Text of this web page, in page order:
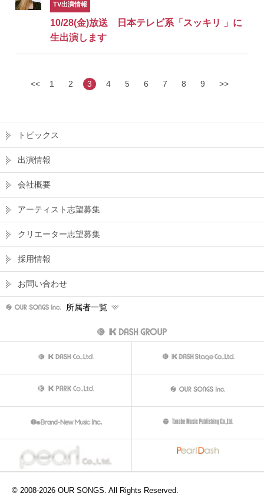
TV出演情報
10/28(金)放送 日本テレビ系「スッキリ 」に
生出演します
<< 1 2 3 4 5 6 7 8 9 >>
トピックス
出演情報
会社概要
アーティスト志望募集
クリエーター志望募集
採用情報
お問い合わせ
所属者一覧
© 2008-2026 OUR SONGS. All Rights Reserved.